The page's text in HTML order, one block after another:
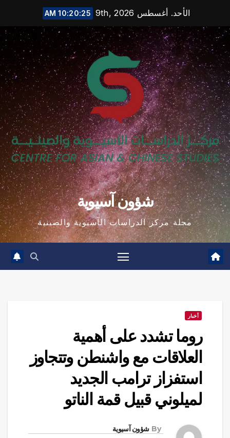
content
الأحد. أغسطس 9th, 2026 10:20:25 AM
شؤون آسيوية
مجلة مركز الدراسات الآسيوية والصينية
أخبار
روما تشدد على أهمية
العلاقات مع واشنطن وتتجاوز
استفزاز ترامب الجديد
لميلوني قبيل قمة الناتو
By شؤون آسيوية